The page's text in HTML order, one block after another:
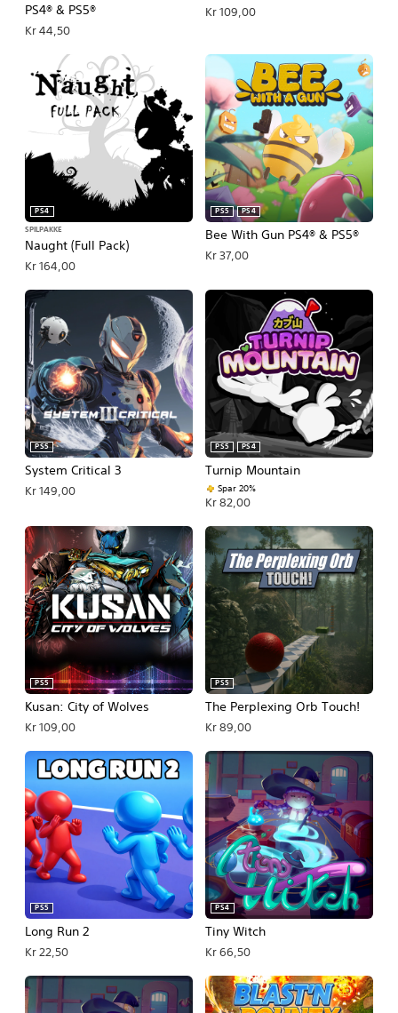
PS4® & PS5®
Kr 44,50
Kr 109,00
Naught (Full Pack)
PS4
SPILPAKKE
Kr 164,00
Bee With Gun PS4® & PS5®
PS5 PS4
Kr 37,00
System Critical 3
PS5
Kr 149,00
Turnip Mountain
PS5 PS4
Spar 20%
Kr 82,00
Kusan: City of Wolves
PS5
Kr 109,00
The Perplexing Orb Touch!
PS5
Kr 89,00
Long Run 2
PS5
Kr 22,50
Tiny Witch
PS4
Kr 66,50